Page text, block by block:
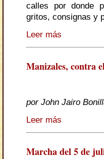
calles por donde
gritos, consignas y
Leer más
Manizales, contra
por John Jairo
Leer más
Marcha del 5 de